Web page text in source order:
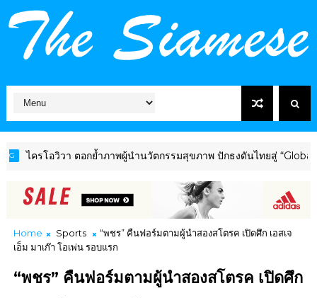
อวิวา ตอกย้ำภาพผู้นำนวัตกรรมสุขภาพ ปักธงดันไทยสู่ “Global
Home Sports
“พชร” คืนฟอร์มตามผู้นำสองสโตรค เปิดศึก เอสเจ
เอ็ม มาเก๊า โอเพ่น รอบแรก
“พชร” คืนฟอร์มตามผู้นำสองสโตรค เปิดศึก